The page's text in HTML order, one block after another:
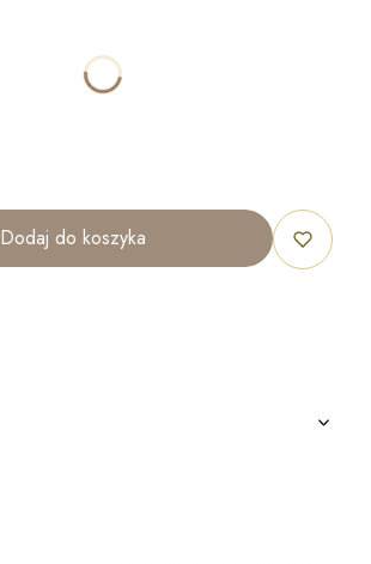
Dodaj do koszyka